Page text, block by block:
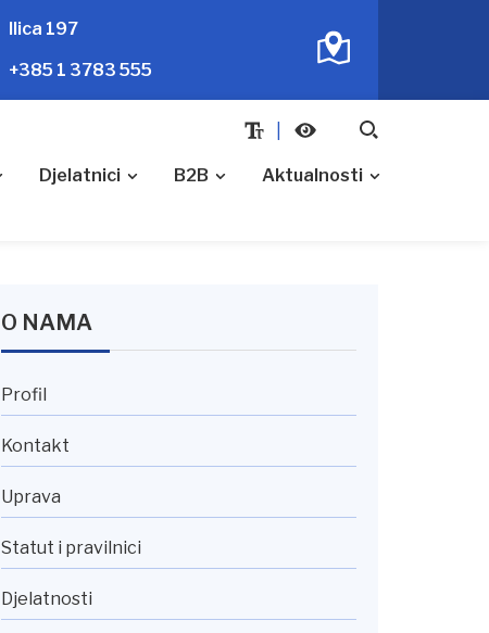
Ilica 197
+385 1 3783 555
Djelatnici B2B Aktualnosti
O NAMA
Profil
Kontakt
Uprava
Statut i pravilnici
Djelatnosti